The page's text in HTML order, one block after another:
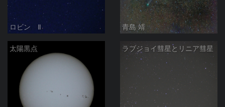
ロビン Ⅱ 青島 靖
太陽黒点 ラブジョイ彗星とリニア彗星